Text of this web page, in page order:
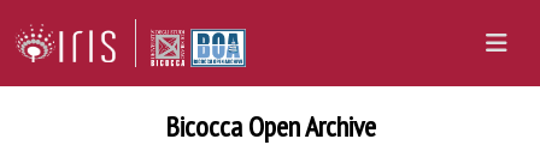
Bicocca Open Archive